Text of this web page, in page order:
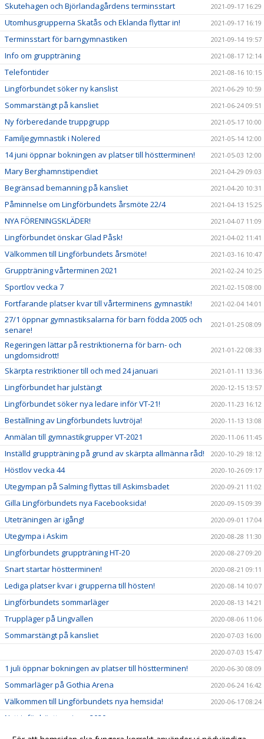
Skutehagen och Björlandagårdens terminsstart 2021-09-17 16:29
Utomhusgrupperna Skatås och Eklanda flyttar in! 2021-09-17 16:19
Terminsstart för barngymnastiken 2021-09-14 19:57
Info om gruppträning 2021-08-17 12:14
Telefontider 2021-08-16 10:15
Lingförbundet söker ny kanslist 2021-06-29 10:59
Sommarstängt på kansliet 2021-06-24 09:51
Ny förberedande truppgrupp 2021-05-17 10:00
Familjegymnastik i Nolered 2021-05-14 12:00
14 juni öppnar bokningen av platser till höstterminen! 2021-05-03 12:00
Mary Berghamnstipendiet 2021-04-29 09:03
Begränsad bemanning på kansliet 2021-04-20 10:31
Påminnelse om Lingförbundets årsmöte 22/4 2021-04-13 15:25
NYA FÖRENINGSKLÄDER! 2021-04-07 11:09
Lingförbundet önskar Glad Påsk! 2021-04-02 11:41
Välkommen till Lingförbundets årsmöte! 2021-03-16 10:47
Gruppträning vårterminen 2021 2021-02-24 10:25
Sportlov vecka 7 2021-02-15 08:00
Fortfarande platser kvar till vårterminens gymnastik! 2021-02-04 14:01
27/1 öppnar gymnastiksalarna för barn födda 2005 och
senare!
2021-01-25 08:09
Regeringen lättar på restriktionerna för barn- och
ungdomsidrott!
2021-01-22 08:33
Skärpta restriktioner till och med 24 januari 2021-01-11 13:36
Lingförbundet har julstängt 2020-12-15 13:57
Lingförbundet söker nya ledare inför VT-21! 2020-11-23 16:12
Beställning av Lingförbundets luvtröja! 2020-11-13 13:08
Anmälan till gymnastikgrupper VT-2021 2020-11-06 11:45
Inställd gruppträning på grund av skärpta allmänna råd! 2020-10-29 18:12
Höstlov vecka 44 2020-10-26 09:17
Utegympan på Salming flyttas till Askimsbadet 2020-09-21 11:02
Gilla Lingförbundets nya Facebooksida! 2020-09-15 09:39
Uteträningen är igång! 2020-09-01 17:04
Utegympa i Askim 2020-08-28 11:30
Lingförbundets gruppträning HT-20 2020-08-27 09:20
Snart startar höstterminen! 2020-08-21 09:11
Lediga platser kvar i grupperna till hösten! 2020-08-14 10:07
Lingförbundets sommarläger 2020-08-13 14:21
Truppläger på Lingvallen 2020-08-06 11:06
Sommarstängt på kansliet
2020-07-03 16:00
2020-07-03 15:47
1 juli öppnar bokningen av platser till höstterminen! 2020-06-30 08:09
Sommarläger på Gothia Arena 2020-06-24 16:42
Välkommen till Lingförbundets nya hemsida! 2020-06-17 08:24
Nytt inför höstterminen 2020
Nytt datum för årsmötet - välkommen den 4 juni! 2020-05-25 10:21